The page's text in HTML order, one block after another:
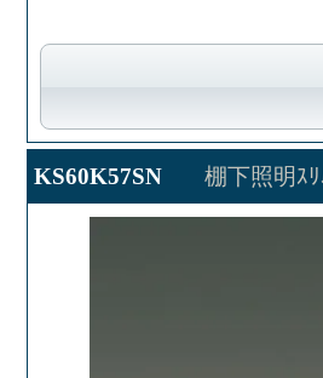
KS60K57SN 棚下照明ｽ